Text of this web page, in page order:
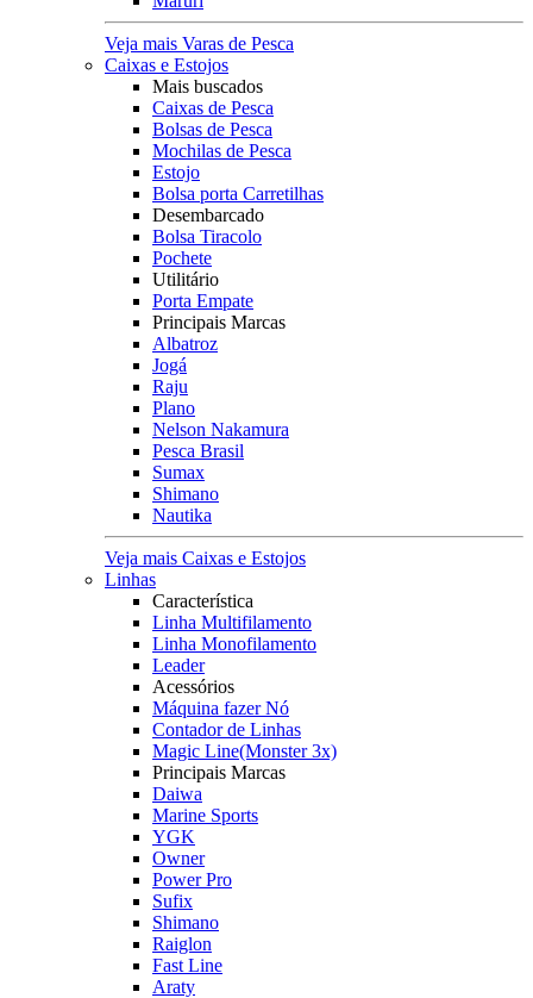
Veja mais Varas de Pesca
Caixas e Estojos
Mais buscados
Caixas de Pesca
Bolsas de Pesca
Mochilas de Pesca
Estojo
Bolsa porta Carretilhas
Desembarcado
Bolsa Tiracolo
Pochete
Utilitário
Porta Empate
Principais Marcas
Albatroz
Jogá
Raju
Plano
Nelson Nakamura
Pesca Brasil
Sumax
Shimano
Nautika
Veja mais Caixas e Estojos
Linhas
Característica
Linha Multifilamento
Linha Monofilamento
Leader
Acessórios
Máquina fazer Nó
Contador de Linhas
Magic Line(Monster 3x)
Principais Marcas
Daiwa
Marine Sports
YGK
Owner
Power Pro
Sufix
Shimano
Raiglon
Fast Line
Araty